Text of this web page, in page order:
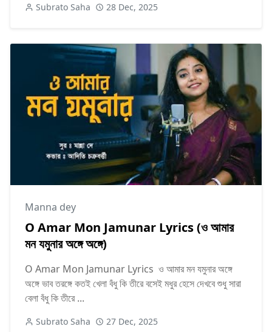
Subrato Saha 28 Dec, 2025
Manna dey
O Amar Mon Jamunar Lyrics (ও আমার
মন যমুনার অঙ্গে অঙ্গে)
O Amar Mon Jamunar Lyrics ও আমার মন যমুনার অঙ্গে
অঙ্গে ভাব তরঙ্গে কতই খেলা বঁধু কি তীরে বসেই মধুর হেসে দেখবে শুধু সারা
বেলা বঁধু কি তীরে ...
Subrato Saha 27 Dec, 2025